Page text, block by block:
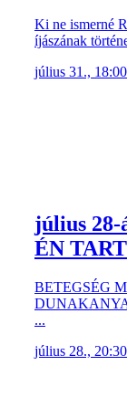
Ki ne ismerné
íjászának
július 31.,
július
ÉN
BETEGSÉG
...
július 28.,